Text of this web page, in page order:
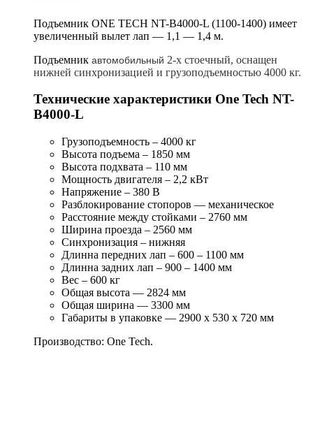
Подъемник ONE TECH NT-B4000-L (1100-1400) имеет
увеличенный вылет лап — 1,1 — 1,4 м.
Подъемник автомобильный 2-х стоечный, оснащен
нижней синхронизацией и грузоподъемностью 4000 кг.
Технические характеристики One Tech NT-
B4000-L
Грузоподъемность – 4000 кг
Высота подъема – 1850 мм
Высота подхвата – 110 мм
Мощность двигателя – 2,2 кВт
Напряжение – 380 В
Разблокирование стопоров — механическое
Расcтояние между стойками – 2760 мм
Ширина проезда – 2560 мм
Синхронизация – нижняя
Длинна передних лап – 600 – 1100 мм
Длинна задних лап – 900 – 1400 мм
Вес – 600 кг
Общая высота — 2824 мм
Общая ширина — 3300 мм
Габариты в упаковке — 2900 х 530 х 720 мм
Производство: One Tech.